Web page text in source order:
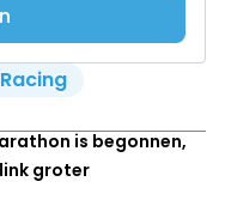
is begonnen,
groter